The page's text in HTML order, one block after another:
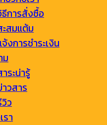
การสั่งซื้อ
สมแต้ม
งการชำระเงิน
ม
ระน่ารู้
วสาร
ว
รา